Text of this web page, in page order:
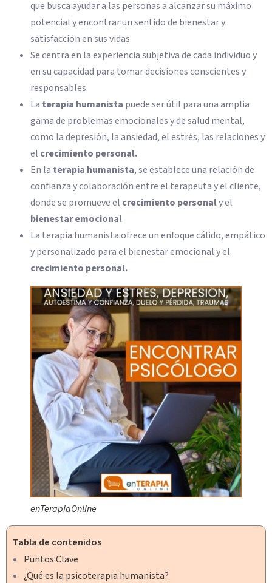
que busca ayudar a las personas a alcanzar su máximo
potencial y encontrar un sentido de bienestar y
satisfacción en sus vidas.
Se centra en la experiencia subjetiva de cada individuo y
en su capacidad para tomar decisiones conscientes y
responsables.
La terapia humanista puede ser útil para una amplia
gama de problemas emocionales y de salud mental,
como la depresión, la ansiedad, el estrés, las relaciones y
el crecimiento personal.
En la terapia humanista, se establece una relación de
confianza y colaboración entre el terapeuta y el cliente,
donde se promueve el crecimiento personaly el
bienestar emocional.
La terapia humanista ofrece un enfoque cálido, empático
y personalizado para el bienestar emocional y el
crecimiento personal.
enTerapiaOnline
Tabla de contenidos
Puntos Clave
¿Qué es la psicoterapia humanista?